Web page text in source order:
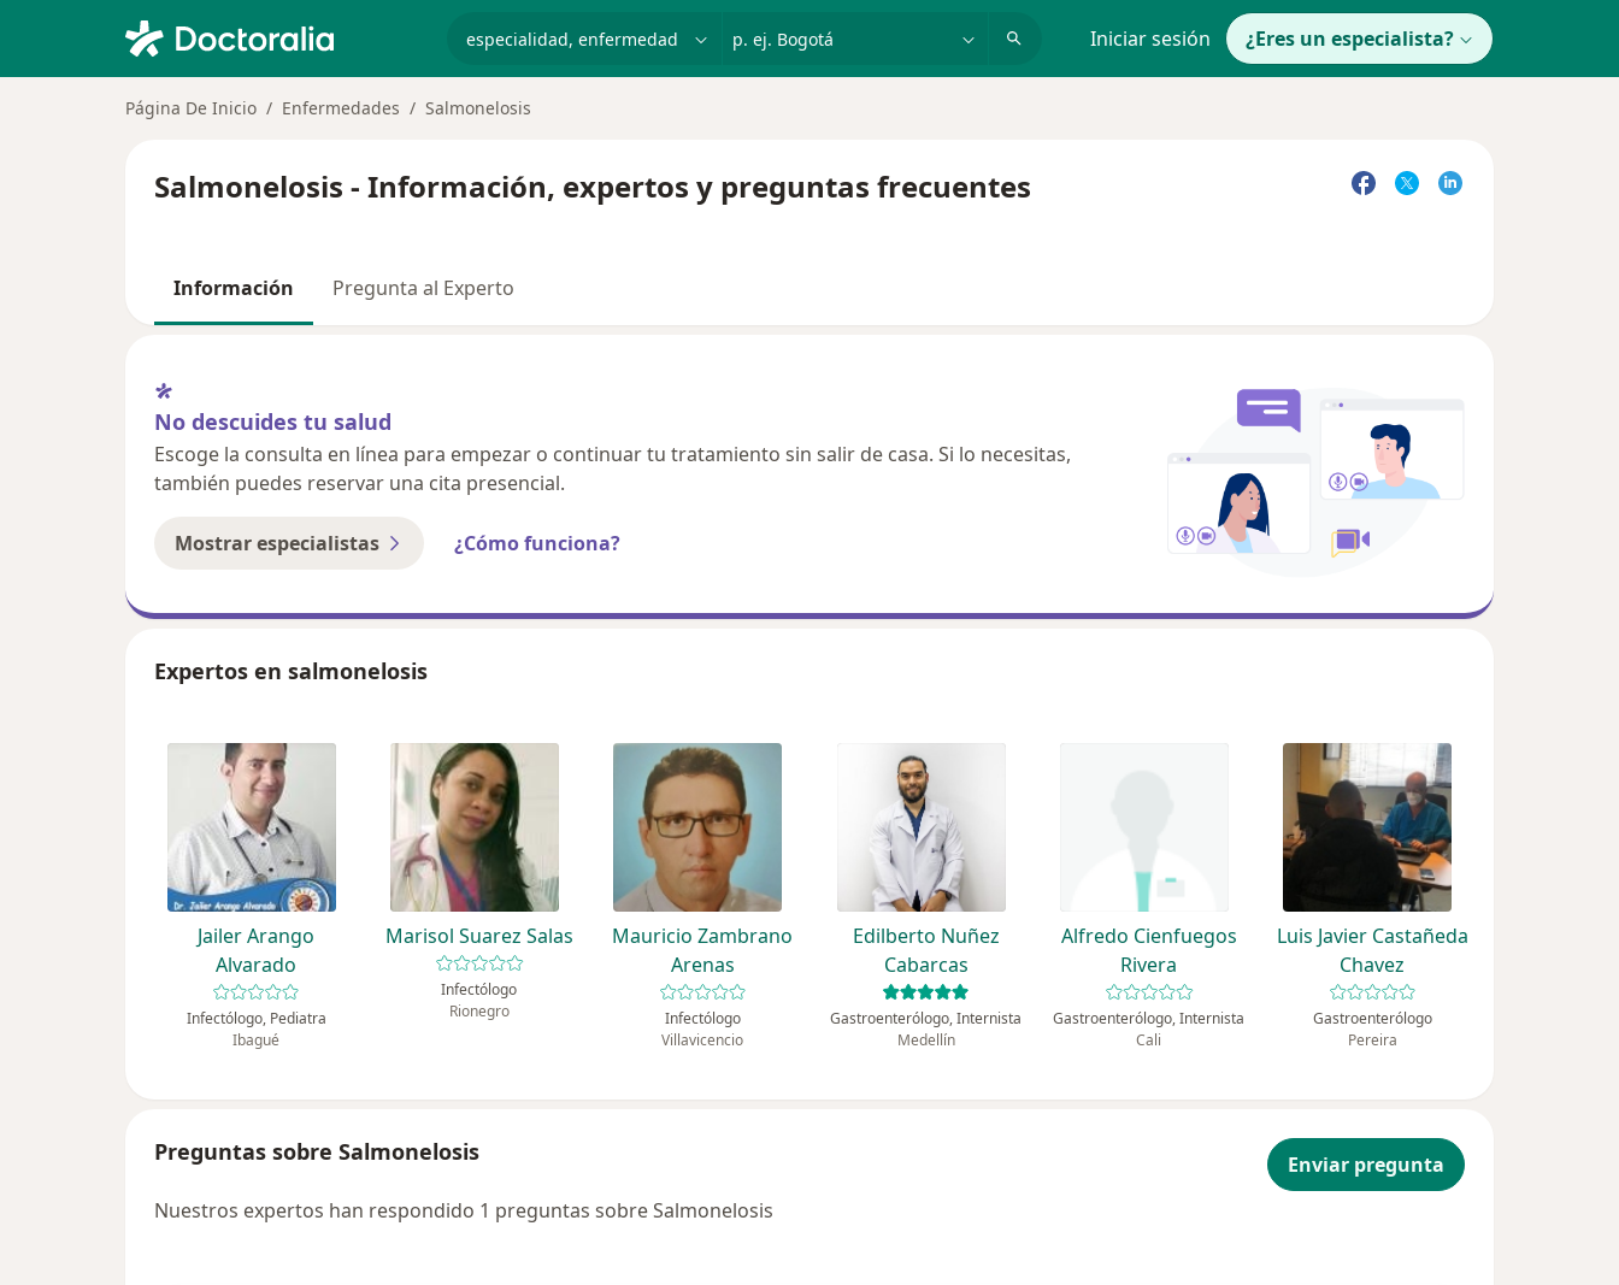
p. ej. Bogotá Iniciar sesión ¿Eres un especialista?
Página De Inicio Enfermedades Salmonelosis
Salmonelosis - Información, expertos y preguntas frecuentes
Información Pregunta al Experto
No descuides tu salud
Escoge la consulta en línea para empezar o continuar tu tratamiento sin salir de casa. Si lo necesitas,
también puedes reservar una cita presencial.
Mostrar especialistas ¿Cómo funciona?
Expertos en salmonelosis
Jailer Arango
Alvarado
Infectólogo, Pediatra
Ibagué
Marisol Suarez Salas
Infectólogo
Rionegro
Mauricio Zambrano
Arenas
Infectólogo
Villavicencio
Edilberto Nuñez
Cabarcas
Gastroenterólogo, Internista
Medellín
Alfredo Cienfuegos
Rivera
Gastroenterólogo, Internista
Cali
Luis Javier Castañeda
Chavez
Gastroenterólogo
Pereira
Preguntas sobre Salmonelosis
Enviar pregunta
Nuestros expertos han respondido 1 preguntas sobre Salmonelosis